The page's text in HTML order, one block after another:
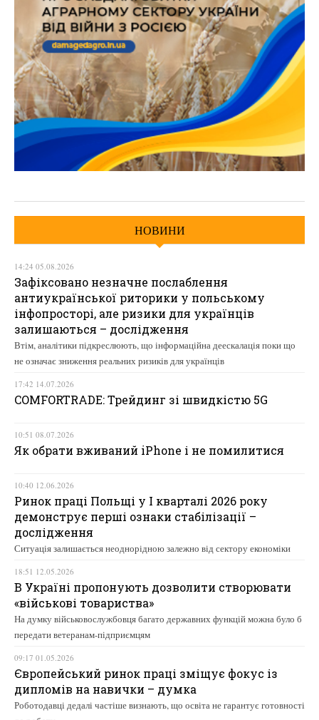
НОВИНИ
14:24 05.08.2026
Зафіксовано незначне послаблення
антиукраїнської риторики у польському
інфопросторі, але ризики для українців
залишаються – дослідження
Втім, аналітики підкреслюють, що інформаційна деескалація поки що
не означає зниження реальних ризиків для українців
17:42 14.07.2026
COMFORTRADE: Трейдинг зі швидкістю 5G
10:51 08.07.2026
Як обрати вживаний iPhone і не помилитися
10:40 12.06.2026
Ринок праці Польщі у І кварталі 2026 року
демонструє перші ознаки стабілізації –
дослідження
Ситуація залишається неоднорідною залежно від сектору економіки
18:51 12.05.2026
В Україні пропонують дозволити створювати
«військові товариства»
На думку військовослужбовця багато державних функцій можна було б
передати ветеранам-підприємцям
09:17 01.05.2026
Європейський ринок праці зміщує фокус із
дипломів на навички – думка
Роботодавці дедалі частіше визнають, що освіта не гарантує готовності